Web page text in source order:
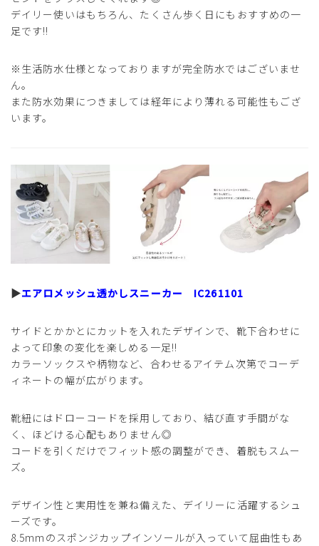
デイリー使いはもちろん、たくさん歩く日にもおすすめの一
足です!!
※生活防水仕様となっておりますが完全防水ではございませ
ん。
また防水効果につきましては経年により薄れる可能性もござ
います。
▶エアロメッシュ透かしスニーカー IC261101
サイドとかかとにカットを入れたデザインで、靴下合わせに
よって印象の変化を楽しめる一足!!
カラーソックスや柄物など、合わせるアイテム次第でコーデ
ィネートの幅が広がります。
靴紐にはドローコードを採用しており、結び直す手間がな
く、ほどける心配もありません◎
コードを引くだけでフィット感の調整ができ、着脱もスムー
ズ。
デザイン性と実用性を兼ね備えた、デイリーに活躍するシュ
ーズです。
8.5mmのスポンジカップインソールが入っていて屈曲性もあ